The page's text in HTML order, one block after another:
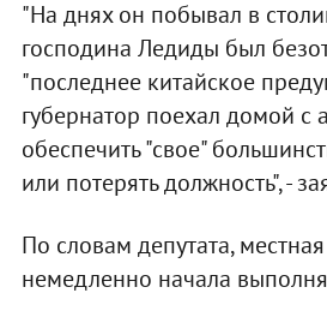
"На днях он побывал в
господина Ледиды был
"последнее китайское
губернатор поехал домой с
обеспечить "свое"
или потерять должность", -
По словам депутата, местная
немедленно начала